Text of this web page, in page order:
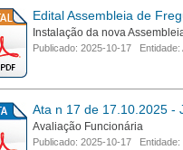
Edital Assembleia de
Instalação da nova
Publicado: 2025-10-17 Entidade:
Ata n 17 de 17.10.2025 -
Avaliação Funcionária
Publicado: 2025-10-17